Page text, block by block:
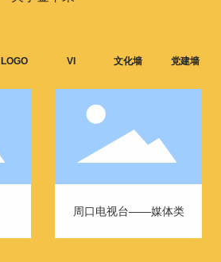
LOGO VI 文化墙 党建墙
周口电视台——媒体类